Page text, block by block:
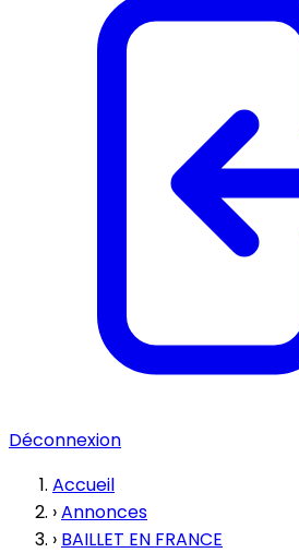
Déconnexion
Accueil
›Annonces
› BAILLET EN FRANCE